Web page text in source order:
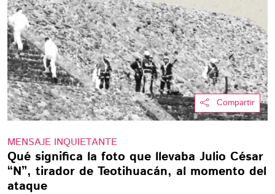
Compartir
MENSAJE INQUIETANTE
Qué significa la foto que llevaba Julio César
“N”, tirador de Teotihuacán, al momento del
ataque